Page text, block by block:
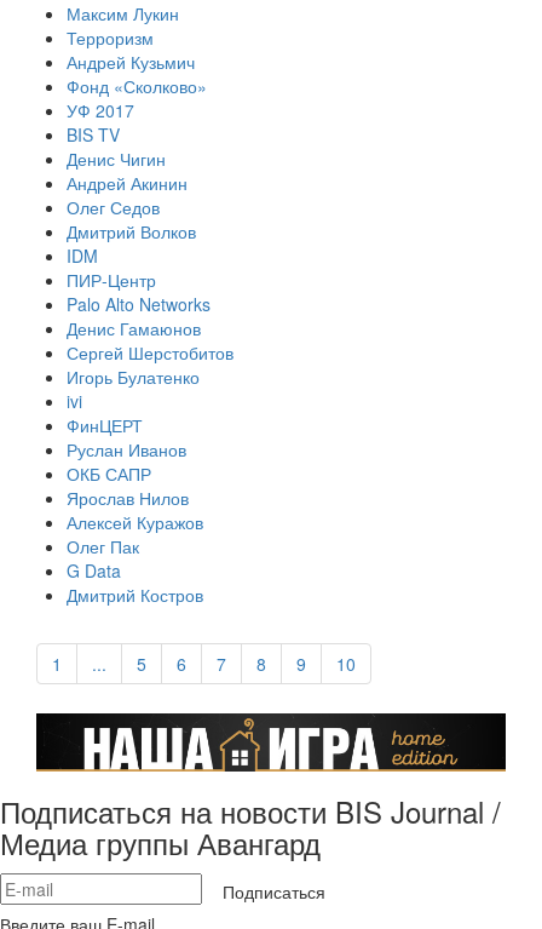
Максим Лукин
Терроризм
Андрей Кузьмич
Фонд «Сколково»
УФ 2017
BIS TV
Денис Чигин
Андрей Акинин
Олег Седов
Дмитрий Волков
IDM
ПИР-Центр
Palo Alto Networks
Денис Гамаюнов
Сергей Шерстобитов
Игорь Булатенко
ivi
ФинЦЕРТ
Руслан Иванов
ОКБ САПР
Ярослав Нилов
Алексей Куражов
Олег Пак
G Data
Дмитрий Костров
1 ... 5 6 7 8 9 10
Подписаться на новости BIS Journal /
Медиа группы Авангард
Подписаться